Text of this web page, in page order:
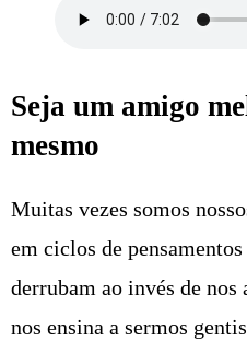
Seja um amigo
mesmo
Muitas vezes somos
em ciclos de
derrubam ao invés de
nos ensina a sermos